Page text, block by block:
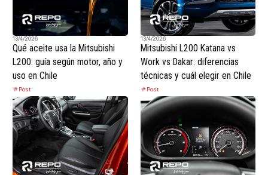
13/4/2026
Qué aceite usa la Mitsubishi
L200: guía según motor, año y
uso en Chile
Post
13/4/2026
Mitsubishi L200 Katana vs
Work vs Dakar: diferencias
técnicas y cuál elegir en Chile
Post